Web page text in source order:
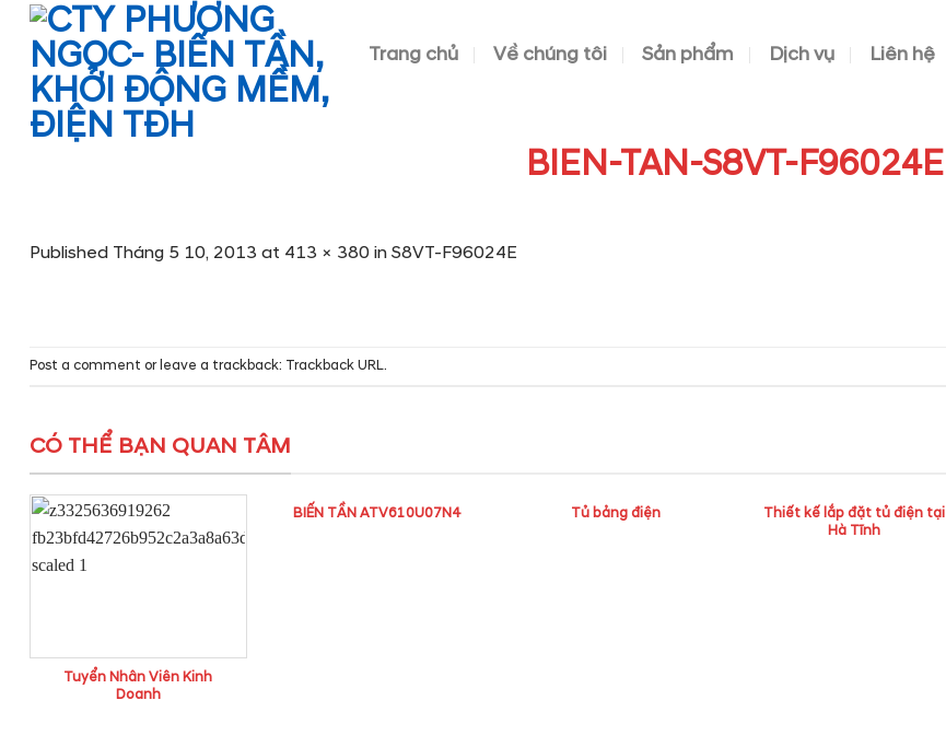
Skip
content
Trang chủ Về chúng tôi Sản phẩm Dịch vụ Liên hệ
BIEN-TAN-S8VT-F96024E
Published Tháng 5 10, 2013 at 413 × 380 in S8VT-F96024E
Post a comment or leave a trackback: Trackback URL.
CÓ THỂ BẠN QUAN TÂM
Tuyển Nhân Viên Kinh
Doanh
BIẾN TẦN ATV610U07N4 Tủ bảng điện
Thiết kế lắp đặt tủ điện tại
Hà Tĩnh